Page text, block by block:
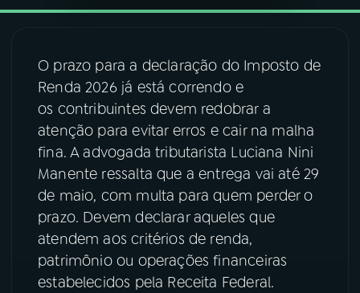
06 VIDEOCASTS
07ÚLTIMAS
08 FESTIVAL DE MÚSICA
ACOMPANHE A RÁDIO NACIONAL
YouTube Facebook
O prazo para a declaração do Imposto de
Renda 2026 já está correndo e
os contribuintes devem redobrar a
atenção para evitar erros e cair na malha
fina. A advogada tributarista Luciana Nini
Manente ressalta que a entrega vai até 29
de maio, com multa para quem perder o
prazo. Devem declarar aqueles que
atendem aos critérios de renda,
patrimônio ou operações financeiras
estabelecidos pela Receita Federal.